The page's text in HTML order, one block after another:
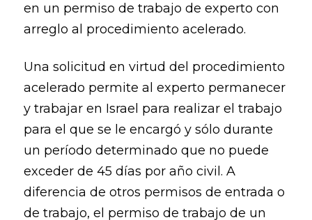
en un permiso de trabajo de experto con
arreglo al procedimiento acelerado.
Una solicitud en virtud del procedimiento
acelerado permite al experto permanecer
y trabajar en Israel para realizar el trabajo
para el que se le encargó y sólo durante
un período determinado que no puede
exceder de 45 días por año civil. A
diferencia de otros permisos de entrada o
de trabajo, el permiso de trabajo de un